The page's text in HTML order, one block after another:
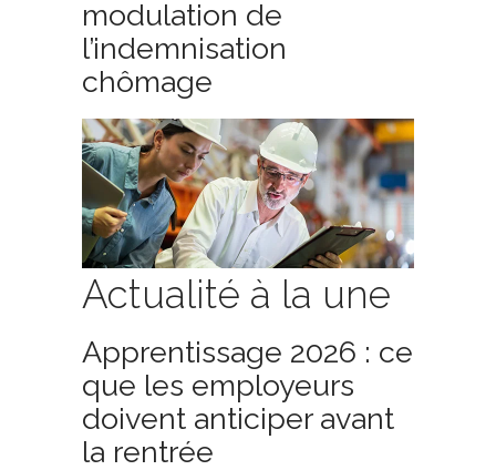
modulation de
l’indemnisation
chômage
Actualité à la une
Apprentissage 2026 : ce
que les employeurs
doivent anticiper avant
la rentrée